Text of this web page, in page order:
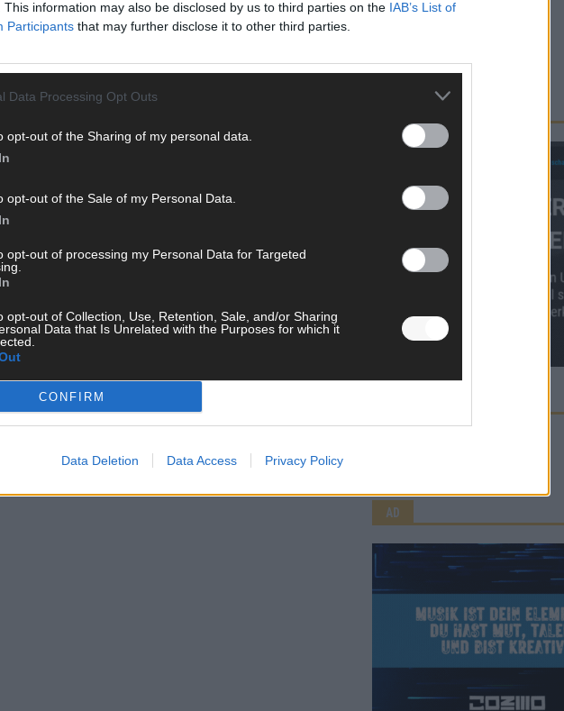
This information may also be disclosed by us to third parties on the IAB’s List of
Participants that may further disclose it to other third parties.
Data Processing Opt Outs
opt-out of the Sharing of my personal data.
opt-out of the Sale of my Personal Data.
opt-out of processing my Personal Data for Targeted
opt-out of Collection, Use, Retention, Sale, and/or Sharing
Data that Is Unrelated with the Purposes for which it
CONFIRM
Data Deletion Data Access Privacy Policy
AD